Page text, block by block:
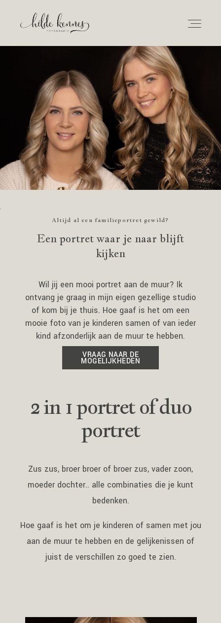
Over mij
Info en tarieven
Fotoshoot
Altijd al een familieportret gewild?
Een portret waar je naar blijft
kijken
Wil jij een mooi portret aan de muur? Ik
ontvang je graag in mijn eigen gezellige studio
of kom bij je thuis. Hoe gaaf is het om een
mooie foto van je kinderen samen of van ieder
kind afzonderlijk aan de muur te hebben.
VRAAG NAAR DE
MOGELIJKHEDEN
2 in 1 portret of duo
portret
Zus zus, broer broer of broer zus, vader zoon,
moeder dochter.. alle combinaties die je kunt
bedenken.
Hoe gaaf is het om je kinderen of samen met jou
aan de muur te hebben en de gelijkenissen of
juist de verschillen zo goed te zien.